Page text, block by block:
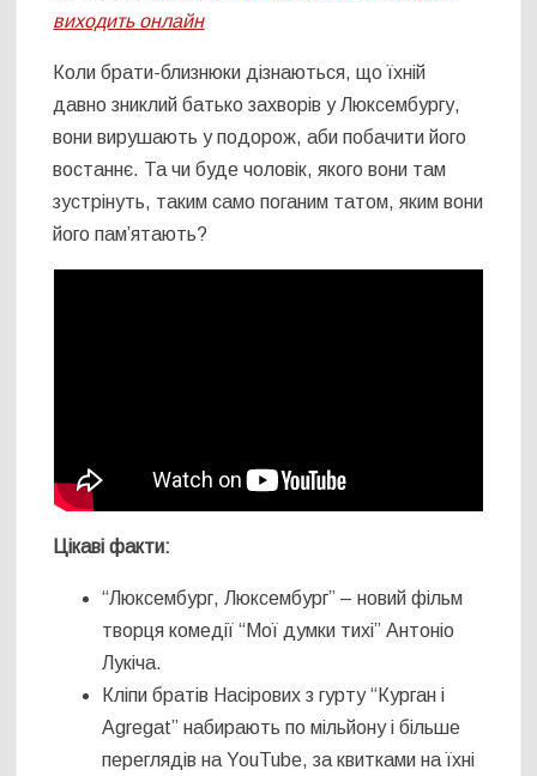
виходить онлайн
Коли брати-близнюки дізнаються, що їхній
давно зниклий батько захворів у Люксембургу,
вони вирушають у подорож, аби побачити його
востаннє. Та чи буде чоловік, якого вони там
зустрінуть, таким само поганим татом, яким вони
його пам’ятають?
Цікаві факти:
“Люксембург, Люксембург” – новий фільм
творця комедії “Мої думки тихі” Антоніо
Лукіча.
Кліпи братів Насірових з гурту “Курган і
Agregat” набирають по мільйону і більше
переглядів на YouTube, за квитками на їхні